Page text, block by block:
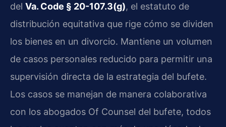
del Va. Code § 20-107.3(g), el estatuto de
distribución equitativa que rige cómo se dividen
los bienes en un divorcio. Mantiene un volumen
de casos personales reducido para permitir una
supervisión directa de la estrategia del bufete.
Los casos se manejan de manera colaborativa
con los abogados Of Counsel del bufete, todos